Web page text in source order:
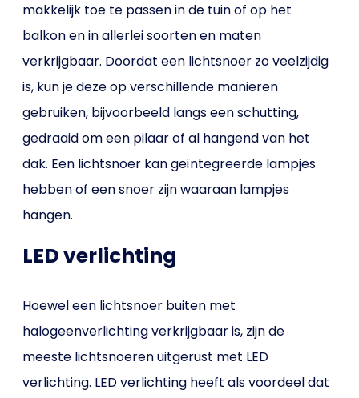
makkelijk toe te passen in de tuin of op het
balkon en in allerlei soorten en maten
verkrijgbaar. Doordat een lichtsnoer zo veelzijdig
is, kun je deze op verschillende manieren
gebruiken, bijvoorbeeld langs een schutting,
gedraaid om een pilaar of al hangend van het
dak. Een lichtsnoer kan geïntegreerde lampjes
hebben of een snoer zijn waaraan lampjes
hangen.
LED verlichting
Hoewel een lichtsnoer buiten met
halogeenverlichting verkrijgbaar is, zijn de
meeste lichtsnoeren uitgerust met LED
verlichting. LED verlichting heeft als voordeel dat